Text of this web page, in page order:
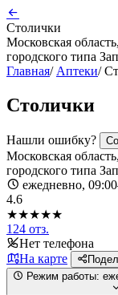
Столички
Московская
городского типа
Главная/ Аптеки/
Столички
Нашли ошибку?
Московская
городского типа
ежедневно,
4.6
★★★★★
124 отз.
Нет телефона
На карте
Режим работы: